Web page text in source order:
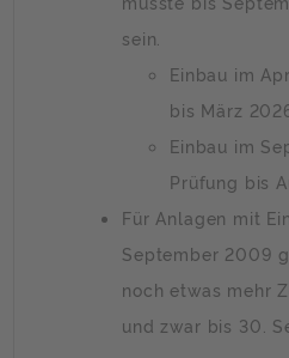
sein.
Einbau im
bis März
Einbau im
Prüfung bis
Für Anlagen mit
September 2009
noch etwas mehr
und zwar bis 30.